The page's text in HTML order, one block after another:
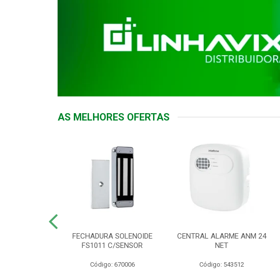
AS MELHORES OFERTAS
FECHADURA SOLENOIDE
FS1011 C/SENSOR
Código: 670006
CENTRAL ALARME ANM 24
NET
Código: 543512